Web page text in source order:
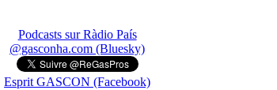
Podcasts sur Ràdio País
@gasconha.com (Bluesky)
Esprit GASCON (Facebook)